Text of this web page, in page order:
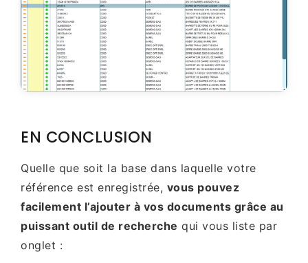
EN CONCLUSION
Quelle que soit la base dans laquelle votre
référence est enregistrée, vous pouvez
facilement l’ajouter à vos documents grâce au
puissant outil de recherche qui vous liste par
onglet :